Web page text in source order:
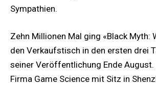
Sympathien.
Zehn Millionen Mal ging «Black Myth:
den Verkaufstisch in den ersten drei
seiner Veröffentlichung Ende August.
Firma Game Science mit Sitz in